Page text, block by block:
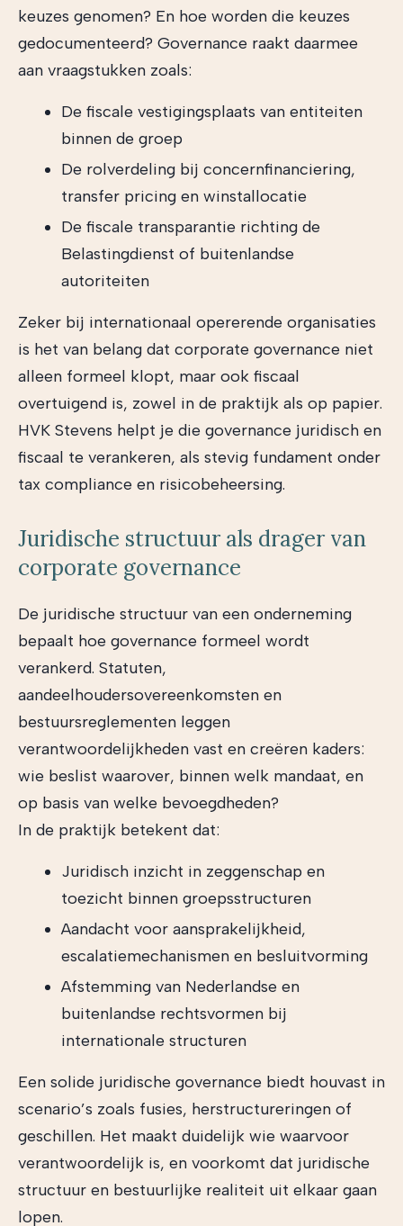
keuzes genomen? En hoe worden die keuzes
gedocumenteerd? Governance raakt daarmee
aan vraagstukken zoals:
De fiscale vestigingsplaats van entiteiten
binnen de groep
De rolverdeling bij concernfinanciering,
transfer pricing en winstallocatie
De fiscale transparantie richting de
Belastingdienst of buitenlandse
autoriteiten
Zeker bij internationaal opererende organisaties
is het van belang dat corporate governance niet
alleen formeel klopt, maar ook fiscaal
overtuigend is, zowel in de praktijk als op papier.
HVK Stevens helpt je die governance juridisch en
fiscaal te verankeren, als stevig fundament onder
tax compliance en risicobeheersing.
Juridische structuur als drager van
corporate governance
De juridische structuur van een onderneming
bepaalt hoe governance formeel wordt
verankerd. Statuten,
aandeelhoudersovereenkomsten en
bestuursreglementen leggen
verantwoordelijkheden vast en creëren kaders:
wie beslist waarover, binnen welk mandaat, en
op basis van welke bevoegdheden?
In de praktijk betekent dat:
Juridisch inzicht in zeggenschap en
toezicht binnen groepsstructuren
Aandacht voor aansprakelijkheid,
escalatiemechanismen en besluitvorming
Afstemming van Nederlandse en
buitenlandse rechtsvormen bij
internationale structuren
Een solide juridische governance biedt houvast in
scenario’s zoals fusies, herstructureringen of
geschillen. Het maakt duidelijk wie waarvoor
verantwoordelijk is, en voorkomt dat juridische
structuur en bestuurlijke realiteit uit elkaar gaan
lopen.